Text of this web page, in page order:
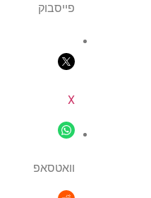
פייסבוק
X
וואטסאפ